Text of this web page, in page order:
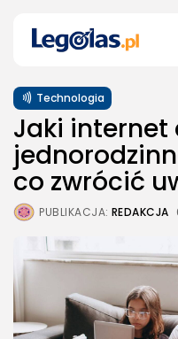
Technologia
Jaki internet
co zwrócić
PUBLIKACJA: REDAKCJA